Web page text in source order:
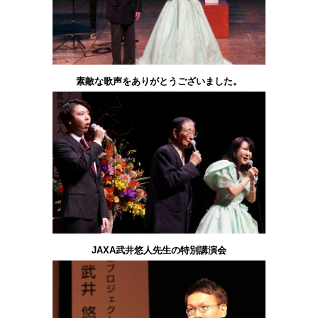
素敵な歌声をありがとうございました。
JAXA武井悠人先生の特別講演会